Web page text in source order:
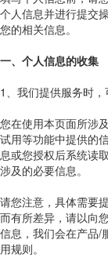
个人信息并进行提交
您的相关信息。
一、个人信息的收集
1、我们提供服务时
您在使用本页面所涉
试用等功能中提供的
息或您授权后系统读
涉及的必要信息。
请您注意，具体需要
而有所差异，请以向
信息，我们会在产品/
用规则。